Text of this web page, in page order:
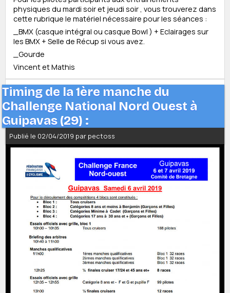
physiques du mardi soir et jeudi soir , vous trouverez dans
cette rubrique le matériel nécessaire pour les séances :
_BMX (casque intégral ou casque Bowl ) + Eclairages sur
les BMX + Selle de Récup si vous avez.
_Gourde
Vincent et Mathis
Timing de la 1ère manche du
Challenge National Nord Ouest à
Guipavas (29) :
Publié le 02/04/2019 par pectoss